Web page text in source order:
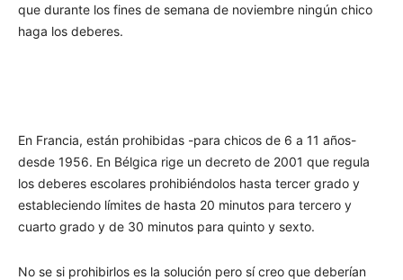
que durante los fines de semana de noviembre ningún chico
haga los deberes.
En Francia, están prohibidas -para chicos de 6 a 11 años-
desde 1956. En Bélgica rige un decreto de 2001 que regula
los deberes escolares prohibiéndolos hasta tercer grado y
estableciendo límites de hasta 20 minutos para tercero y
cuarto grado y de 30 minutos para quinto y sexto.
No se si prohibirlos es la solución pero sí creo que deberían